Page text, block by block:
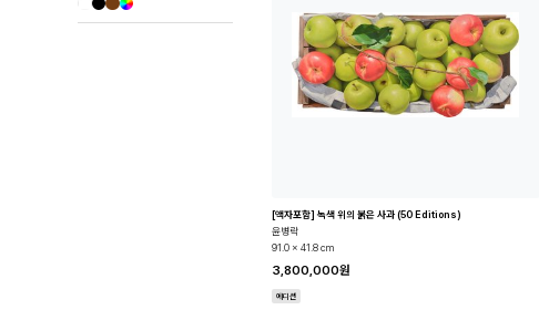
[액자포함] 녹색 위의 붉은 사과 (50 Editions)
윤병락
91.0 x 41.8 cm
3,800,000원
에디션